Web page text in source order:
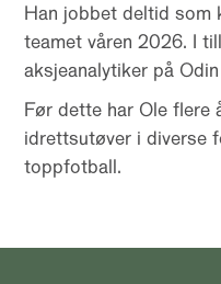
Han jobbet deltid som
teamet våren 2026. I
aksjeanalytiker på
Før dette har Ole flere
idrettsutøver i diverse
toppfotball.